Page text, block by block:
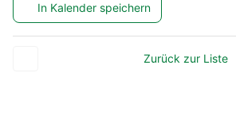
In Kalender speichern
Zurück zur Liste